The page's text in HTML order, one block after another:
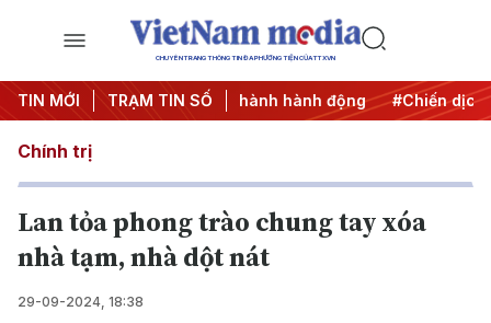
CHUYÊN TRANG THÔNG TIN ĐA PHƯƠNG TIỆN CỦA TTXVN
TIN MỚI TRẠM TIN SỐ
#Đưa Nghị quyết thành hành động #Chiến dịch 500
Chính trị
Lan tỏa phong trào chung tay xóa
nhà tạm, nhà dột nát
29-09-2024, 18:38